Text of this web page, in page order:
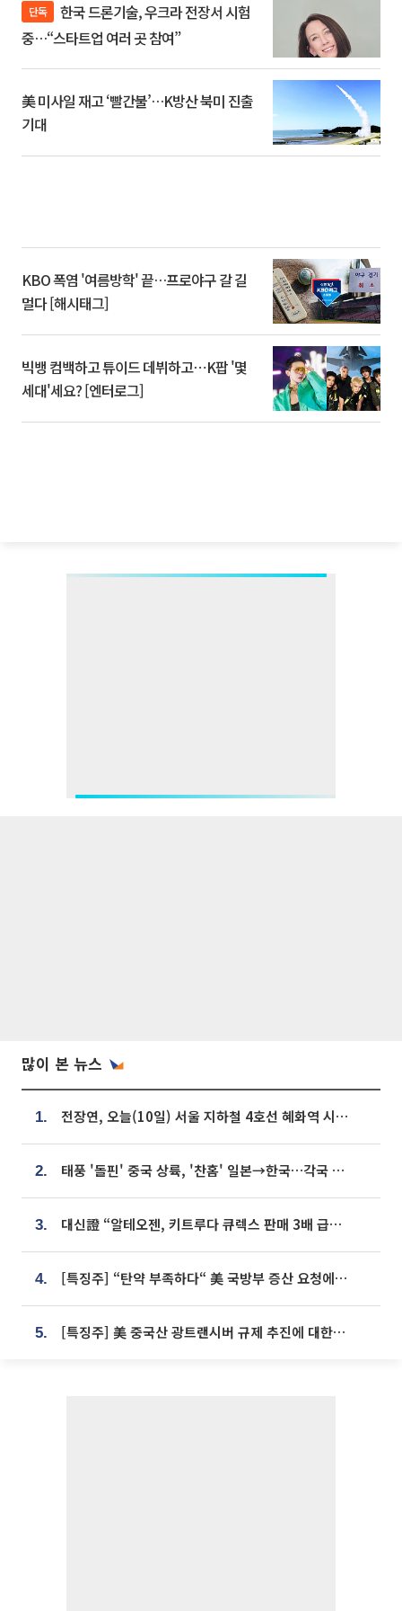
단독
중…“스타트업 여러 곳 참여”
美 미사일 재고 ‘빨간불’…K방산 북미 진출
기대
KBO 폭염 '여름방학' 끝…프로야구 갈 길
멀다 [해시태그]
빅뱅 컴백하고 튜이드 데뷔하고⋯K팝 '몇
세대'세요? [엔터로그]
많이 본 뉴스
1. 전장연, 오늘(10일) 서울 지하철 4호선 혜화역 시위…1호선 용산역 무정차
2. 태풍 '돌핀' 중국 상륙, '찬홈' 일본→한국…각국 기상청 예상 경로는?
3. 대신證 “알테오젠, 키트루다 큐렉스 판매 3배 급증…목표가 41만원 상향”
4. [특징주] “탄약 부족하다“ 美 국방부 증산 요청에⋯국내 방산주 급등세
5. [특징주] 美 중국산 광트랜시버 규제 추진에 대한광통신 등 광통신株 강세